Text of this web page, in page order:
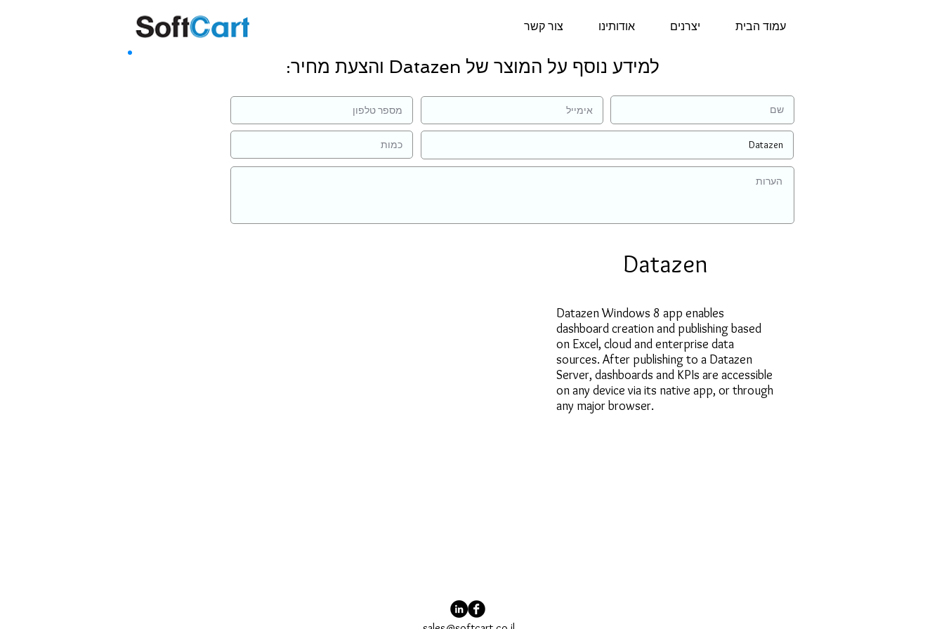
עמוד הבית יצרנים אודותינו צור קשר
למידע נוסף על המוצר של Datazen והצעת מחיר:
Datazen
Datazen Windows 8 app enables
dashboard creation and publishing based
on Excel, cloud and enterprise data
sources. After publishing to a Datazen
Server, dashboards and KPIs are accessible
on any device via its native app, or through
any major browser.